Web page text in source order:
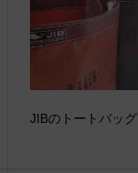
JIBのトートバッグ